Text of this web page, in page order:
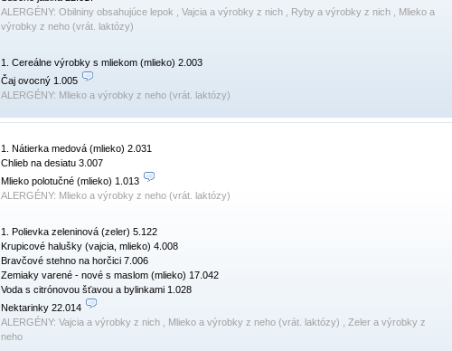
ALERGÉNY: Obilniny obsahujúce lepok , Vajcia a výrobky z nich , Ryby a výrobky z nich , Mlieko a
výrobky z neho (vrát. laktózy)
1. Cereálne výrobky s mliekom (mlieko) 2.003
Čaj ovocný 1.005
ALERGÉNY: Mlieko a výrobky z neho (vrát. laktózy)
1. Nátierka medová (mlieko) 2.031
Chlieb na desiatu 3.007
Mlieko polotučné (mlieko) 1.013
ALERGÉNY: Mlieko a výrobky z neho (vrát. laktózy)
1. Polievka zeleninová (zeler) 5.122
Krupicové halušky (vajcia, mlieko) 4.008
Bravčové stehno na horčici 7.006
Zemiaky varené - nové s maslom (mlieko) 17.042
Voda s citrónovou šťavou a bylinkami 1.028
Nektarinky 22.014
ALERGÉNY: Vajcia a výrobky z nich , Mlieko a výrobky z neho (vrát. laktózy) , Zeler a výrobky z
neho